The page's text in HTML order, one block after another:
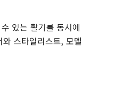
있는 활기를 동시에
스타일리스트, 모델